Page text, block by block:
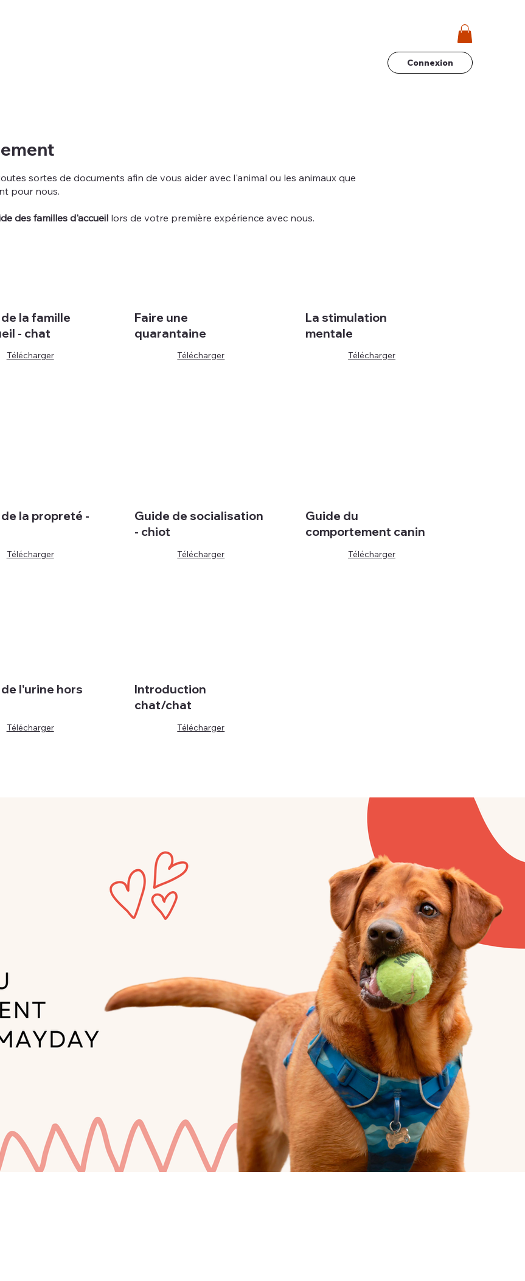
Connexion
la propreté -
Télécharger
Guide de socialisation
- chiot
Télécharger
Guide du
comportement canin
Télécharger
sortes de documents afin de vous aider avec l'animal ou les animaux que
pour nous.
des familles d'accueillors de votre première expérience avec nous.
la famille
- chat
Télécharger
Faire une
quarantaine
Télécharger
La stimulation
mentale
Télécharger
l'urine hors
Télécharger
Introduction
chat/chat
Télécharger